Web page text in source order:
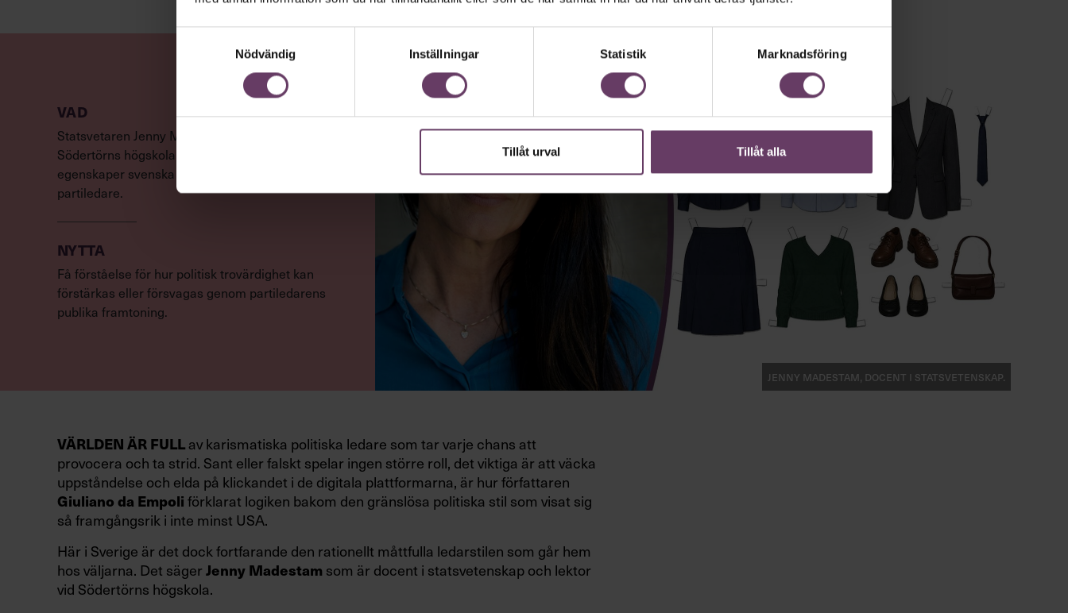
Nödvändig
Inställningar Statistik Marknadsföring
Tillåt urval Tillåt alla
VAD
Statsvetaren Jenny Madestam, lektor vid
Södertörns högskola, går igenom vilka
egenskaper svenska väljare värderar hos en
partiledare.
NYTTA
Få förståelse för hur politisk trovärdighet kan
förstärkas eller försvagas genom partiledarens
publika framtoning.
Jenny Madestam, docent i statsvetenskap.
VÄRLDEN ÄR FULL av karismatiska politiska ledare som tar varje chans att
provocera och ta strid. Sant eller falskt spelar ingen större roll, det viktiga är att väcka
uppståndelse och elda på klickandet i de digitala plattformarna, är hur författaren
Giuliano da Empoli förklarat logiken bakom den gränslösa politiska stil som visat sig
så framgångsrik i inte minst USA.
Här i Sverige är det dock fortfarande den rationellt måttfulla ledarstilen som går hem
hos väljarna. Det säger Jenny Madestam som är docent i statsvetenskap och lektor
vid Södertörns högskola.